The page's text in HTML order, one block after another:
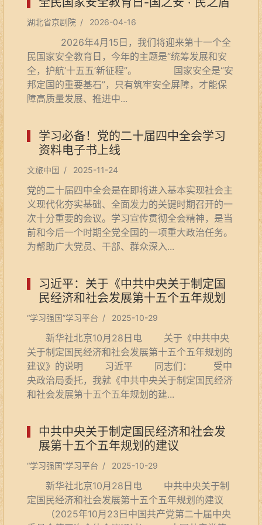
湖北省京剧院 / 2026-04-16
2026年4月15日，我们将迎来第十一个全
民国家安全教育日，今年的主题是“统筹发展和安
全，护航‘十五五’新征程”。 国家安全是“安
邦定国的重要基石”，只有筑牢安全屏障，才能保
障高质量发展、推进中...
学习必备！党的二十届四中全会学习
资料电子书上线
文旅中国 / 2025-11-24
党的二十届四中全会是在即将进入基本实现社会主
义现代化夯实基础、全面发力的关键时期召开的一
次十分重要的会议。学习宣传贯彻全会精神，是当
前和今后一个时期全党全国的一项重大政治任务。
为帮助广大党员、干部、群众深入...
习近平：关于《中共中央关于制定国
民经济和社会发展第十五个五年规划
的建议》...
“学习强国”学习平台 / 2025-10-29
新华社北京10月28日电 关于《中共中央
关于制定国民经济和社会发展第十五个五年规划的
建议》的说明 习近平 同志们： 受中
央政治局委托，我就《中共中央关于制定国民经济
和社会发展第十五个五年规划的建...
中共中央关于制定国民经济和社会发
展第十五个五年规划的建议
“学习强国”学习平台 / 2025-10-29
新华社北京10月28日电 中共中央关于制
定国民经济和社会发展第十五个五年规划的建议
（2025年10月23日中国共产党第二十届中央